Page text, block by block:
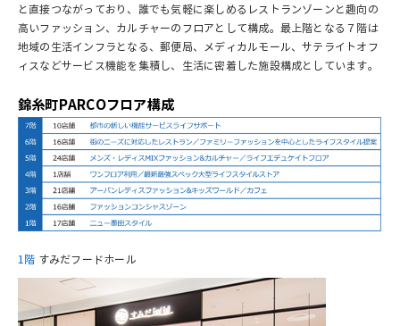
と直接つながっており、誰でも気軽に楽しめるレストランゾーンと趣向の
高いファッション、カルチャーのフロアとして構成。最上階となる７階は
地域の生活インフラとなる、郵便局、メディカルモール、サテライトオフ
ィスなどサービス機能を集積し、生活に密着した施設構成としています。
錦糸町PARCOフロア構成
1階 すみだフードホール